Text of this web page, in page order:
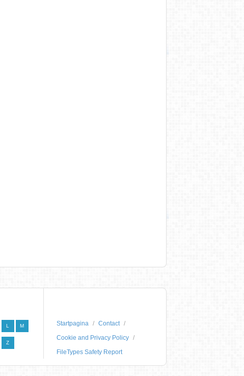
L M
Z
Startpagina
Contact
Cookie and Privacy Policy
FileTypes Safety Report